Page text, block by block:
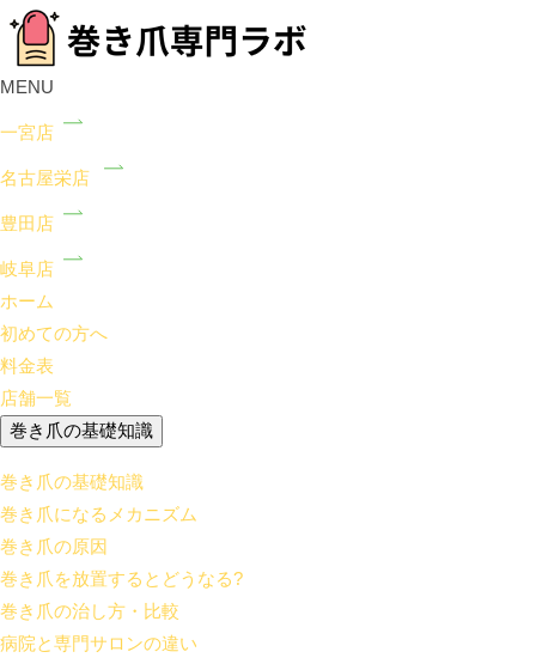
MENU
一宮店
名古屋栄店
豊田店
岐阜店
ホーム
初めての方へ
料金表
店舗一覧
巻き爪の基礎知識
巻き爪の基礎知識
巻き爪になるメカニズム
巻き爪の原因
巻き爪を放置するとどうなる?
巻き爪の治し方・比較
病院と専門サロンの違い